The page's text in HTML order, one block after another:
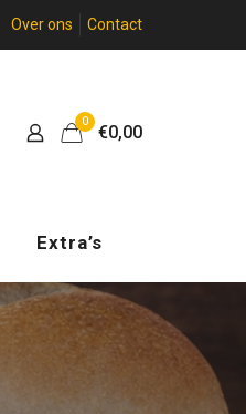
Over ons Contact
0
€0,00
Extra’s